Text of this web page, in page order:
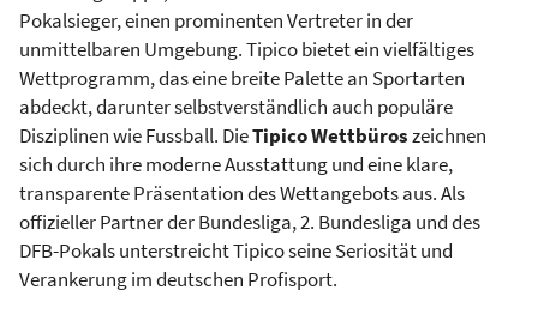
Pokalsieger, einen prominenten Vertreter in der
unmittelbaren Umgebung. Tipico bietet ein vielfältiges
Wettprogramm, das eine breite Palette an Sportarten
abdeckt, darunter selbstverständlich auch populäre
Disziplinen wie Fussball. DieTipico Wettbüroszeichnen
sich durch ihre moderne Ausstattung und eine klare,
transparente Präsentation des Wettangebots aus. Als
offizieller Partner der Bundesliga, 2. Bundesliga und des
DFB-Pokals unterstreicht Tipico seine Seriosität und
Verankerung im deutschen Profisport.